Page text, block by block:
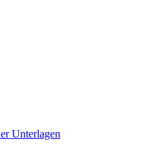
Unterlagen